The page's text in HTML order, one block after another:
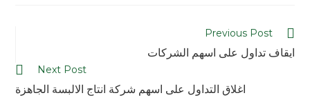
Previous Post
ايقاف تداول على اسهم الشركات
Next Post
اغلاق التداول على اسهم شركة انتاج الالبسة الجاهزة